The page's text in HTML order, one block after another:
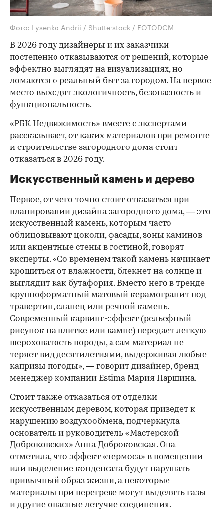
Фото: Lysenko Andrii / Shutterstock / FOTODOM
В 2026 году дизайнеры и их заказчики
постепенно отказываются от решений, которые
эффектно выглядят на визуализациях, но
ломаются о реальный быт за городом. На первое
место выходят экологичность, безопасность и
функциональность.
«РБК Недвижимость» вместе с экспертами
рассказывает, от каких материалов при ремонте
и строительстве загородного дома стоит
отказаться в 2026 году.
Искусственный камень и дерево
00:00 / 00:00
Первое, от чего точно стоит отказаться при
планировании дизайна загородного дома, — это
искусственный камень, которым часто
облицовывают цоколи, фасады, зоны каминов
или акцентные стены в гостиной, говорят
эксперты. «Со временем такой камень начинает
крошиться от влажности, блекнет на солнце и
выглядит как бутафория. Вместо него в тренде
крупноформатный матовый керамогранит под
травертин, сланец или речной камень.
Современный карвинг-эффект (рельефный
рисунок на плитке или камне) передает легкую
шероховатость породы, а сам материал не
теряет вид десятилетиями, выдерживая любые
капризы погоды», — говорит дизайнер, бренд-
менеджер компании Estima Мария Паршина.
Стоит также отказаться от отделки
искусственным деревом, которая приведет к
нарушению воздухообмена, подчеркнула
основатель и руководитель «Мастерской
Доброковских» Анна Доброковская. Она
отметила, что эффект «термоса» в помещении
или выделение конденсата будут нарушать
привычный образ жизни, а некоторые
материалы при перегреве могут выделять газы
и другие опасные летучие соединения.